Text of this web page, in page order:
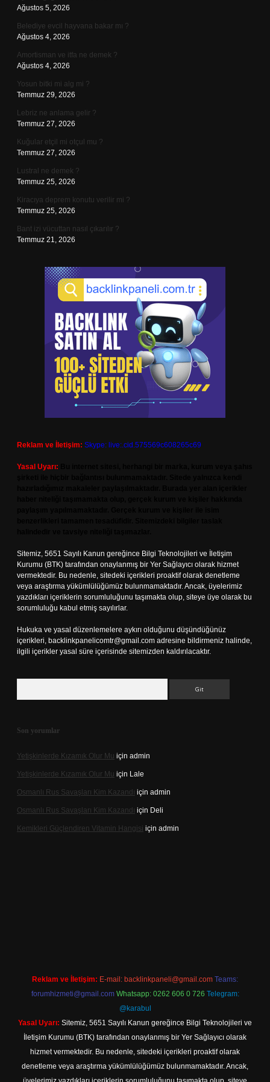
Ağustos 5, 2026
Belediye evcil hayvana bakar mı ?
Ağustos 4, 2026
Amortisman ve itfa ne demek ?
Ağustos 4, 2026
Yosun bitki mi alg mi ?
Temmuz 29, 2026
Lebriz ne anlama gelir ?
Temmuz 27, 2026
Kuğular etçil mi otçul mu ?
Temmuz 27, 2026
Lustral ne demek ?
Temmuz 25, 2026
Kiracıya deprem konutu verilir mi ?
Temmuz 25, 2026
Bant izi vücuttan nasıl çıkarılır ?
Temmuz 21, 2026
Reklam ve İletişim: Skype: live:.cid.575569c608265c69
Yasal Uyarı:
Sitemiz, 5651 Sayılı Kanun gereğince Bilgi Teknolojileri ve İletişim
Kurumu (BTK) tarafından onaylanmış bir Yer Sağlayıcı olarak hizmet
vermektedir. Bu nedenle, sitedeki içerikleri proaktif olarak denetleme
veya araştırma yükümlülüğümüz bulunmamaktadır. Ancak, üyelerimiz
yazdıkları içeriklerin sorumluluğunu taşımakta olup, siteye üye olarak bu
sorumluluğu kabul etmiş sayılırlar.
Hukuka ve yasal düzenlemelere aykırı olduğunu düşündüğünüz
içerikleri, backlinkpanelicomtr@gmail.com adresine bildirmeniz halinde,
ilgili içerikler yasal süre içerisinde sitemizden kaldırılacaktır.
Son yorumlar
Yetişkinlerde Kızamık Olur Mu için admin
Yetişkinlerde Kızamık Olur Mu için Lale
Osmanlı Rus Savaşları Kim Kazandı için admin
Osmanlı Rus Savaşları Kim Kazandı için Deli
Kemikleri Güçlendiren Vitamin Hangisi için admin
Reklam ve İletişim: E-mail: backlinkpaneli@gmail.com Teams:
forumhizmeti@gmail.com Whatsapp: 0262 606 0 726 Telegram:
@karabul
Yasal Uyarı: Sitemiz, 5651 Sayılı Kanun gereğince Bilgi Teknolojileri ve
İletişim Kurumu (BTK) tarafından onaylanmış bir Yer Sağlayıcı olarak
hizmet vermektedir. Bu nedenle, sitedeki içerikleri proaktif olarak
denetleme veya araştırma yükümlülüğümüz bulunmamaktadır. Ancak,